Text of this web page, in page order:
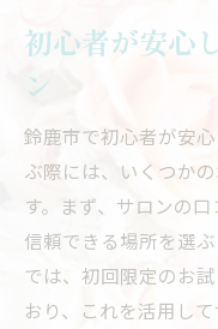
初心者が安心
ン
鈴鹿市で初心者が安
ぶ際には、いくつか
す。まず、サロンの
信頼できる場所を選
では、初回限定のお
おり、これを活用し